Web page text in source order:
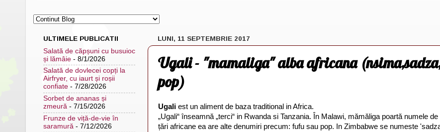
LUNI, 11 SEPTEMBRIE 2017
Ugali - "mamaliga" alba africana
pop)
Ugali est un aliment de baza traditional in Africa.
„Ugali“ înseamnă „terci“ in Rwanda si Tanzania. În Malawi, mămăliga poartă numele
țări africane ea are alte denumiri precum: fufu sau pop. In Zimbabwe se numeste
ULTIMELE PUBLICATII
Salată de căpșuni cu busuioc
și lămâie - 8/1/2026
Salată de dovlecei copți la
Airfryer, cu iaurt și roșii
confiate - 7/28/2026
Sorbet de ananas și
zmeură - 7/15/2026
Frunze de viță-de-vie în
saramură - 7/12/2026